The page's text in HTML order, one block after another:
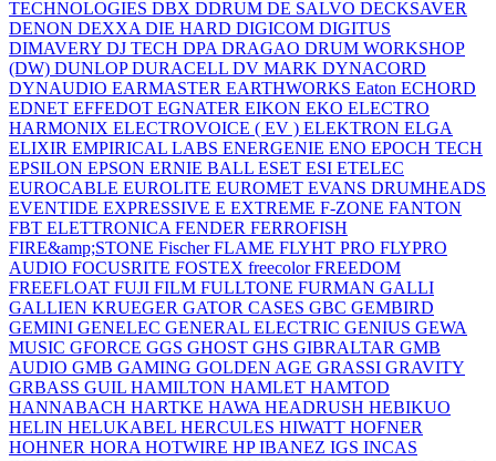
TECHNOLOGIES DBX DDRUM DE SALVO DECKSAVER
DENON DEXXA DIE HARD DIGICOM DIGITUS
DIMAVERY DJ TECH DPA DRAGAO DRUM WORKSHOP
(DW) DUNLOPDURACELL DV MARK DYNACORD
DYNAUDIO EARMASTER EARTHWORKS Eaton ECHORD
EDNET EFFEDOT EGNATER EIKON EKO ELECTRO
HARMONIX ELECTROVOICE ( EV ) ELEKTRON ELGA
ELIXIR EMPIRICAL LABS ENERGENIE ENO EPOCH TECH
EPSILON EPSON ERNIE BALL ESET ESI ETELEC
EUROCABLE EUROLITE EUROMET EVANS DRUMHEADS
EVENTIDE EXPRESSIVE E EXTREME F-ZONE FANTON
FBT ELETTRONICA FENDER FERROFISH
FIRE&amp;STONE FischerFLAME FLYHT PRO FLYPRO
AUDIO FOCUSRITE FOSTEX freecolorFREEDOM
FREEFLOAT FUJI FILM FULLTONE FURMAN GALLI
GALLIEN KRUEGER GATOR CASES GBC GEMBIRD
GEMINI GENELEC GENERAL ELECTRIC GENIUS GEWA
MUSIC GFORCE GGS GHOST GHS GIBRALTAR GMB
AUDIO GMB GAMING GOLDEN AGE GRASSI GRAVITY
GRBASS GUIL HAMILTON HAMLET HAMTOD
HANNABACH HARTKE HAWA HEADRUSH HEBIKUO
HELIN HELUKABEL HERCULES HIWATT HOFNER
HOHNER HORA HOTWIRE HPIBANEZ IGS INCAS